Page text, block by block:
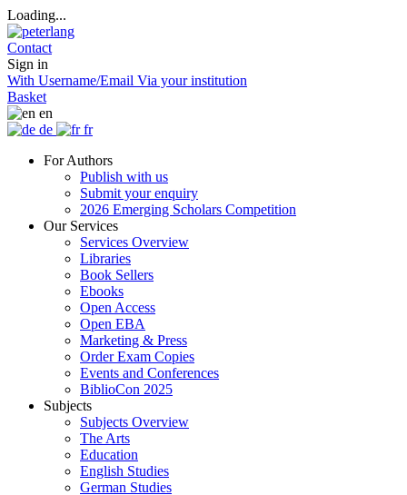
Loading...
Contact
Sign in
With Username/Email Via your institution
Basket
en
de
fr
For Authors
Publish with us
Submit your enquiry
2026 Emerging Scholars Competition
Our Services
Services Overview
Libraries
Book Sellers
Ebooks
Open Access
Open EBA
Marketing & Press
Order Exam Copies
Events and Conferences
BiblioCon 2025
Subjects
Subjects Overview
The Arts
Education
English Studies
German Studies